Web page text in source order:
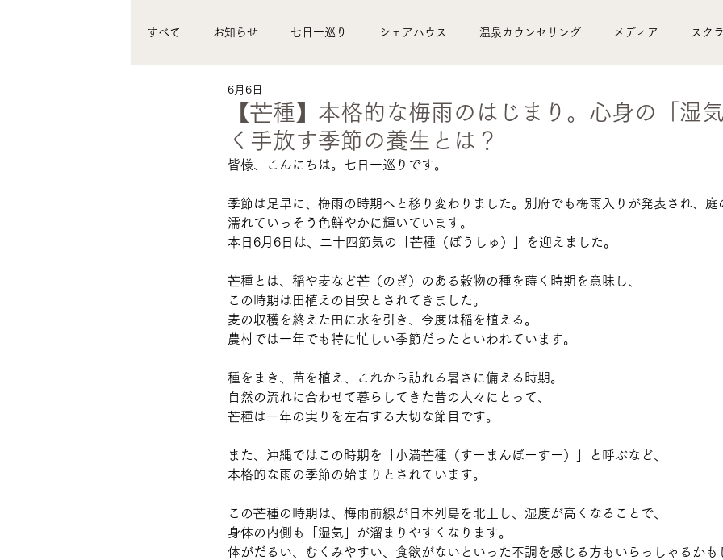
すべて お知らせ 七日一巡り シェアハウス 温泉カウンセリング メディア スク
ローカルツアー
【芒種】本格的な梅雨のはじまり。心身の「湿
く手放す季節の養生とは？
6月6日
皆様、こんにちは。七日一巡りです。
季節は足早に、梅雨の時期へと移り変わりました。別府でも梅雨入りが発表され、庭
濡れていっそう色鮮やかに輝いています。
本日6月6日は、二十四節気の「芒種（ぼうしゅ）」を迎えました。
芒種とは、稲や麦など芒（のぎ）のある穀物の種を蒔く時期を意味し、
この時期は田植えの目安とされてきました。
麦の収穫を終えた田に水を引き、今度は稲を植える。
農村では一年でも特に忙しい季節だったといわれています。
種をまき、苗を植え、これから訪れる暑さに備える時期。
自然の流れに合わせて暮らしてきた昔の人々にとって、
芒種は一年の実りを左右する大切な節目です。
また、沖縄ではこの時期を「小満芒種（すーまんぼーすー）」と呼ぶなど、
本格的な雨の季節の始まりとされています。
この芒種の時期は、梅雨前線が日本列島を北上し、湿度が高くなることで、
身体の内側も「湿気」が溜まりやすくなります。
体がだるい、むくみやすい、食欲がないといった不調を感じる方もいらっしゃるかも